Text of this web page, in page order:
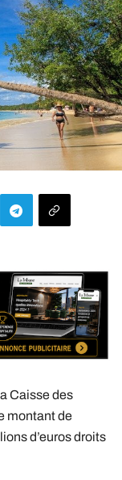
Caisse des
montant de
d’euros droits